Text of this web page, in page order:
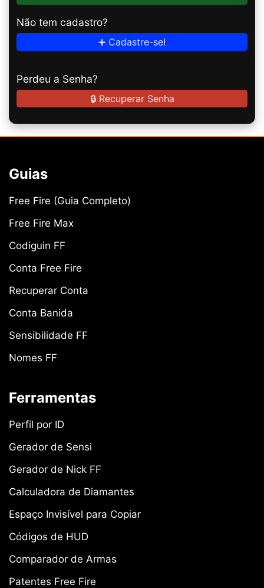
Não tem cadastro?
➕ Cadastre-se!
Perdeu a Senha?
🔒 Recuperar Senha
Guias
Free Fire (Guia Completo)
Free Fire Max
Codiguin FF
Conta Free Fire
Recuperar Conta
Conta Banida
Sensibilidade FF
Nomes FF
Ferramentas
Perfil por ID
Gerador de Sensi
Gerador de Nick FF
Calculadora de Diamantes
Espaço Invisível para Copiar
Códigos de HUD
Comparador de Armas
Patentes Free Fire